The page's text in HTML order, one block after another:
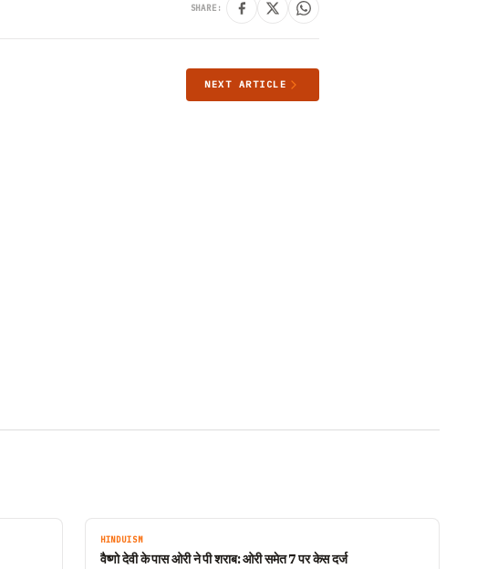
SHARE:
NEXT ARTICLE
HINDUISM
वैष्णो देवी के पास ओरी ने पी शराब: ओरी समेत 7 पर केस दर्ज